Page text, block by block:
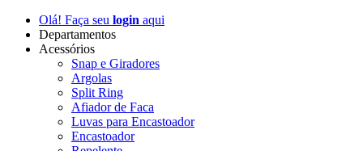
Olá! Faça seu login aqui
Departamentos
Acessórios
Snap e Giradores
Argolas
Split Ring
Afiador de Faca
Luvas para Encastoador
Encastoador